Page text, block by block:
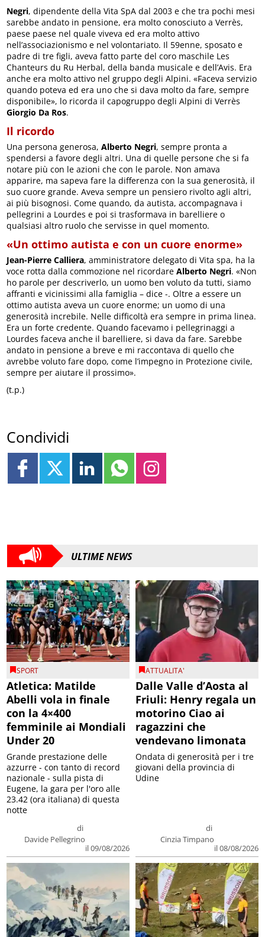
Negri, dipendente della Vita SpA dal 2003 e che tra pochi mesi
sarebbe andato in pensione, era molto conosciuto a Verrès,
paese paese nel quale viveva ed era molto attivo
nell’associazionismo e nel volontariato. Il 59enne, sposato e
padre di tre figli, aveva fatto parte del coro maschile Les
Chanteurs du Ru Herbal, della banda musicale e dell’Avis. Era
anche era molto attivo nel gruppo degli Alpini. «Faceva servizio
quando poteva ed era uno che si dava molto da fare, sempre
disponibile», lo ricorda il capogruppo degli Alpini di Verrès
Giorgio Da Ros.
Il ricordo
Una persona generosa,Alberto Negri, sempre pronta a
spendersi a favore degli altri. Una di quelle persone che si fa
notare più con le azioni che con le parole. Non amava
apparire, ma sapeva fare la differenza con la sua generosità, il
suo cuore grande. Aveva sempre un pensiero rivolto agli altri,
ai più bisognosi. Come quando, da autista, accompagnava i
pellegrini a Lourdes e poi si trasformava in barelliere o
qualsiasi altro ruolo che servisse in quel momento.
«Un ottimo autista e con un cuore enorme»
Jean-Pierre Calliera, amministratore delegato di Vita spa, ha la
voce rotta dalla commozione nel ricordareAlberto Negri. «Non
ho parole per descriverlo, un uomo ben voluto da tutti, siamo
affranti e vicinissimi alla famiglia – dice -. Oltre a essere un
ottimo autista aveva un cuore enorme; un uomo di una
generosità increbile. Nelle difficoltà era sempre in prima linea.
Era un forte credente. Quando facevamo i pellegrinaggi a
Lourdes faceva anche il barelliere, si dava da fare. Sarebbe
andato in pensione a breve e mi raccontava di quello che
avrebbe voluto fare dopo, come l’impegno in Protezione civile,
sempre per aiutare il prossimo».
(t.p.)
Condividi
ULTIME NEWS
SPORT
Atletica: Matilde
Abelli vola in finale
con la 4×400
femminile ai Mondiali
Under 20
di
Davide Pellegrino
il 09/08/2026
Grande prestazione delle
azzurre - con tanto di record
nazionale - sulla pista di
Eugene, la gara per l'oro alle
23.42 (ora italiana) di questa
notte
ATTUALITA'
Dalle Valle d’Aosta al
Friuli: Henry regala un
motorino Ciao ai
ragazzini che
vendevano limonata
di
Cinzia Timpano
il 08/08/2026
Ondata di generosità per i tre
giovani della provincia di
Udine